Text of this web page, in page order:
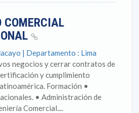
COMERCIAL
| Departamento : Lima
negocios y cerrar contratos de
y cumplimiento
Formación •
• Administración de
Comercial....